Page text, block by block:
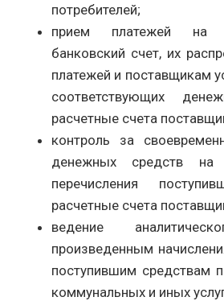
потребителей;
прием платежей на
банковский счет, их
платежей и поставщикам
соответствующих
расчетные счета
контроль за
денежных средств на
перечисления
расчетные счета
ведение
произведенным
поступившим средствам
коммунальных и иных